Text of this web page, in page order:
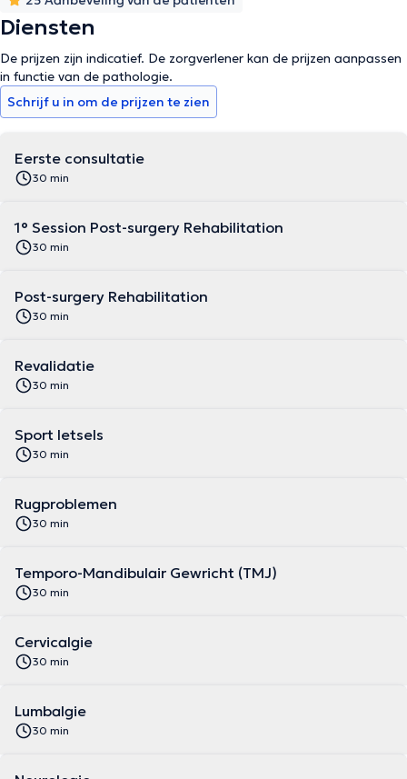
Diensten
De prijzen zijn indicatief. De zorgverlener kan de prijzen aanpassen
in functie van de pathologie.
Schrijf u in om de prijzen te zien
Eerste consultatie
30 min
1° Session Post-surgery Rehabilitation
30 min
Post-surgery Rehabilitation
30 min
Revalidatie
30 min
Sport letsels
30 min
Rugproblemen
30 min
Temporo-Mandibulair Gewricht (TMJ)
30 min
Cervicalgie
30 min
Lumbalgie
30 min